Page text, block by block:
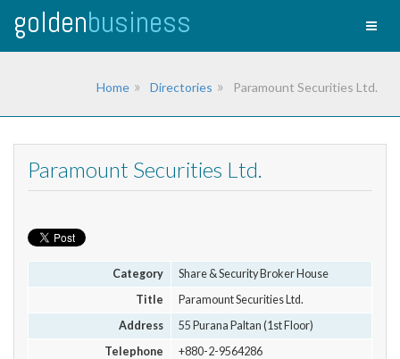
goldenbusiness
Home Directories Paramount Securities Ltd.
Paramount Securities Ltd.
Category
Share & Security Broker House
Title
Paramount Securities Ltd.
Address
55 Purana Paltan (1st Floor)
Telephone
+880-2-9564286